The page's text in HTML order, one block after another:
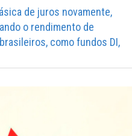
de juros novamente,
o rendimento de
como fundos DI,